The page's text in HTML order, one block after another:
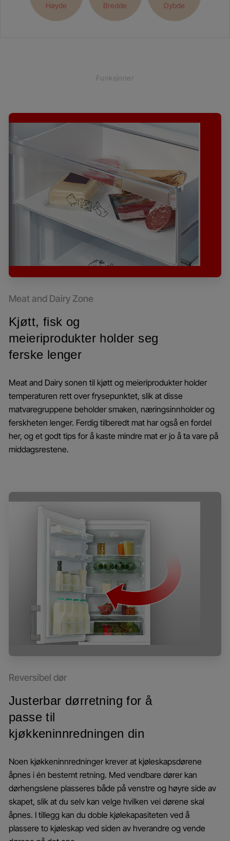
Høyde Bredde Dybde
Funksjoner
Meat and Dairy Zone
Kjøtt, fisk og
meieriprodukter holder seg
ferske lenger
Meat and Dairy sonen til kjøtt og meieriprodukter holder
temperaturen rett over frysepunktet, slik at disse
matvaregruppene beholder smaken, næringsinnholder og
ferskheten lenger. Ferdig tilberedt mat har også en fordel
her, og et godt tips for å kaste mindre mat er jo å ta vare på
middagsrestene.
Reversibel dør
Justerbar dørretning for å
passe til
kjøkkeninnredningen din
Noen kjøkkeninnredninger krever at kjøleskapsdørene
åpnes i én bestemt retning. Med vendbare dører kan
dørhengslene plasseres både på venstre og høyre side av
skapet, slik at du selv kan velge hvilken vei dørene skal
åpnes. I tillegg kan du doble kjølekapasiteten ved å
plassere to kjøleskap ved siden av hverandre og vende